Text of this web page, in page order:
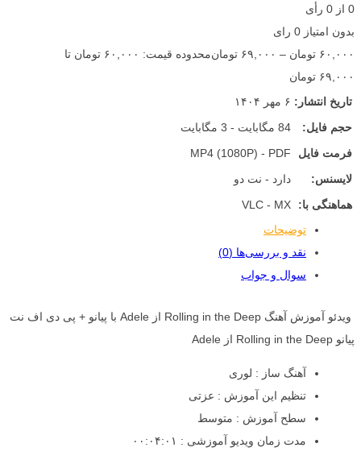
0 از 0 رأی
بدون امتیاز 0 رای
۶۰,۰۰۰ تومان – ۶۹,۰۰۰ تومان
محدوده قیمت: ۶۰,۰۰۰ تومان تا
۶۹,۰۰۰ تومان
تاریخ انتشار: ۶ مهر ۱۴۰۴
حجم فایل:
84 مگابایت - 3 مگابایت
فرمت فایل
MP4 (1080P) - PDF
لایسنس:
دارد - نت دو
هماهنگی با:
VLC - MX
توضیحات
نقد و بررسی‌ها (0)
سوال و جواب
ویدئو آموزش آهنگ Rolling in the Deep از Adele با پیانو + پی دی اف نت
پیانو Rolling in the Deep از Adele
آهنگ ساز : لوری
تنظیم این آموزش : عزتی
سطح آموزش : متوسط
مدت زمان ویدیو آموزشی : ۰۰:۰۴:۰۱